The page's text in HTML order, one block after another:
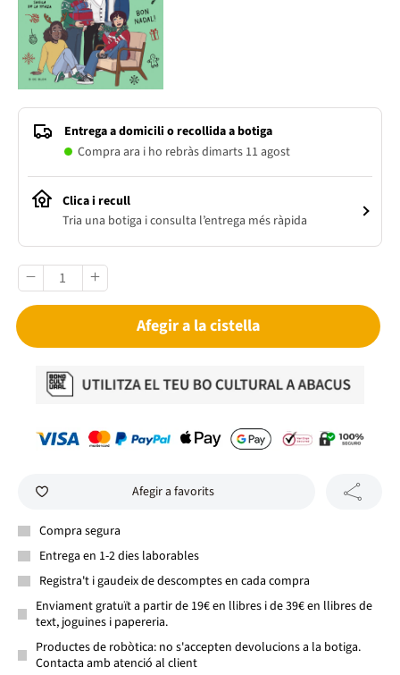
Entrega a domicili o recollida a botiga
Compra ara i ho rebràs dimarts 11 agost
Clica i recull
Tria una botiga i consulta l’entrega més ràpida
Afegir a la cistella
Afegir a favorits
Compra segura
Entrega en 1-2 dies laborables
Registra't i gaudeix de descomptes en cada compra
Enviament gratuït a partir de 19€ en llibres i de 39€ en llibres de
text, joguines i papereria.
Productes de robòtica: no s'accepten devolucions a la botiga.
Contacta amb atenció al client